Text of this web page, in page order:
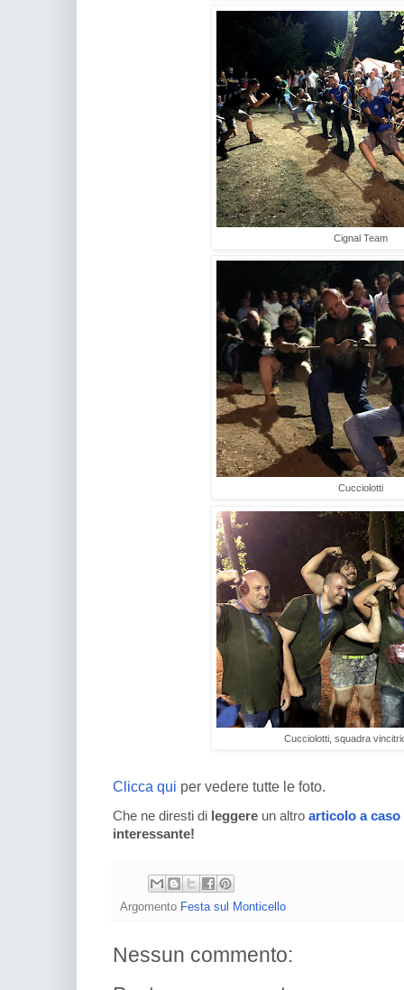
Cignal Team
Cucciolotti
Cucciolotti, squadra
Clicca qui per vedere tutte le foto.
Che ne diresti di leggere un altro articolo a caso
interessante!
Argomento Festa sul Monticello
Nessun commento: